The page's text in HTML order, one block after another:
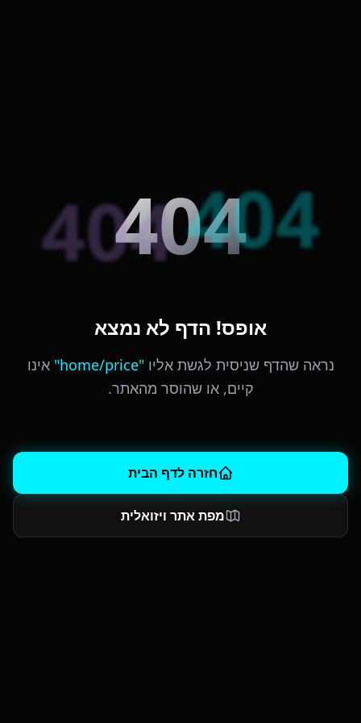
404404
404
אופס! הדף לא נמצא
נראה שהדף שניסית לגשת אליו "home/price"
אינו
קיים, או שהוסר מהאתר.
חזרה לדף הבית
מפת אתר ויזואלית